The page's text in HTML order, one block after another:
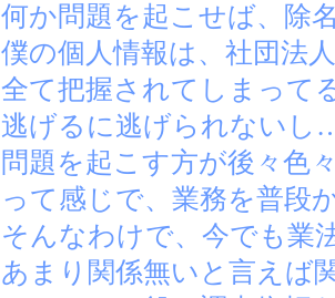
何か問題を起こせば、除
僕の個人情報は、社団法
全て把握されてしまって
逃げるに逃げられないし
問題を起こす方が後々色
って感じで、業務を普段
そんなわけで、今でも業
あまり関係無いと言えば